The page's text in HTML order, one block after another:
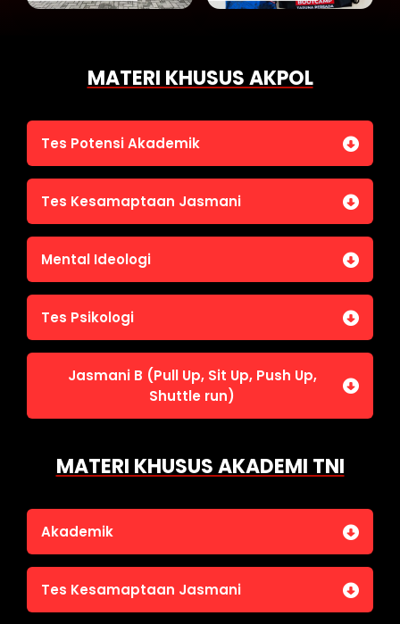
MATERI KHUSUS AKPOL
Tes Potensi Akademik
Bahasa Indonesia
Penalaran Numerik
Pengetahuan Umum (termasuk UU Kepolisian)
Tes Wawasan Kebangsaan
Tes Kesamaptaan Jasmani
Jasmani A (Lari 12 menit)
Mental Ideologi
Mental Ideologi
Tes Psikologi
Tes Kecerdasan
Tes Kecermatan
Tes Kepribadian
Jasmani B (Pull Up, Sit Up, Push Up,
Shuttle run)
MATERI KHUSUS AKADEMI TNI
Akademik
Bahasa Indonesia
Tes Kesamaptaan Jasmani